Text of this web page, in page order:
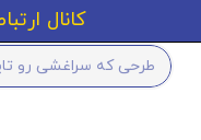
کانال